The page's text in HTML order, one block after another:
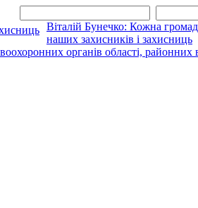
Віталій Бунечко: Кожна
наших захисників і захисниць
органів області, районних